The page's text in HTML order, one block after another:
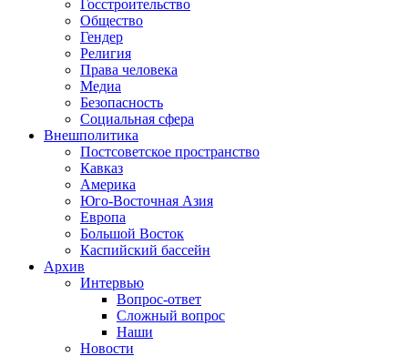
Госстроительство
Общество
Гендер
Религия
Права человека
Медиа
Безопасность
Социальная сфера
Внешполитика
Постсоветское пространство
Кавказ
Америка
Юго-Восточная Азия
Европа
Большой Восток
Каспийский бассейн
Архив
Интервью
Вопрос-ответ
Сложный вопрос
Наши
Новости